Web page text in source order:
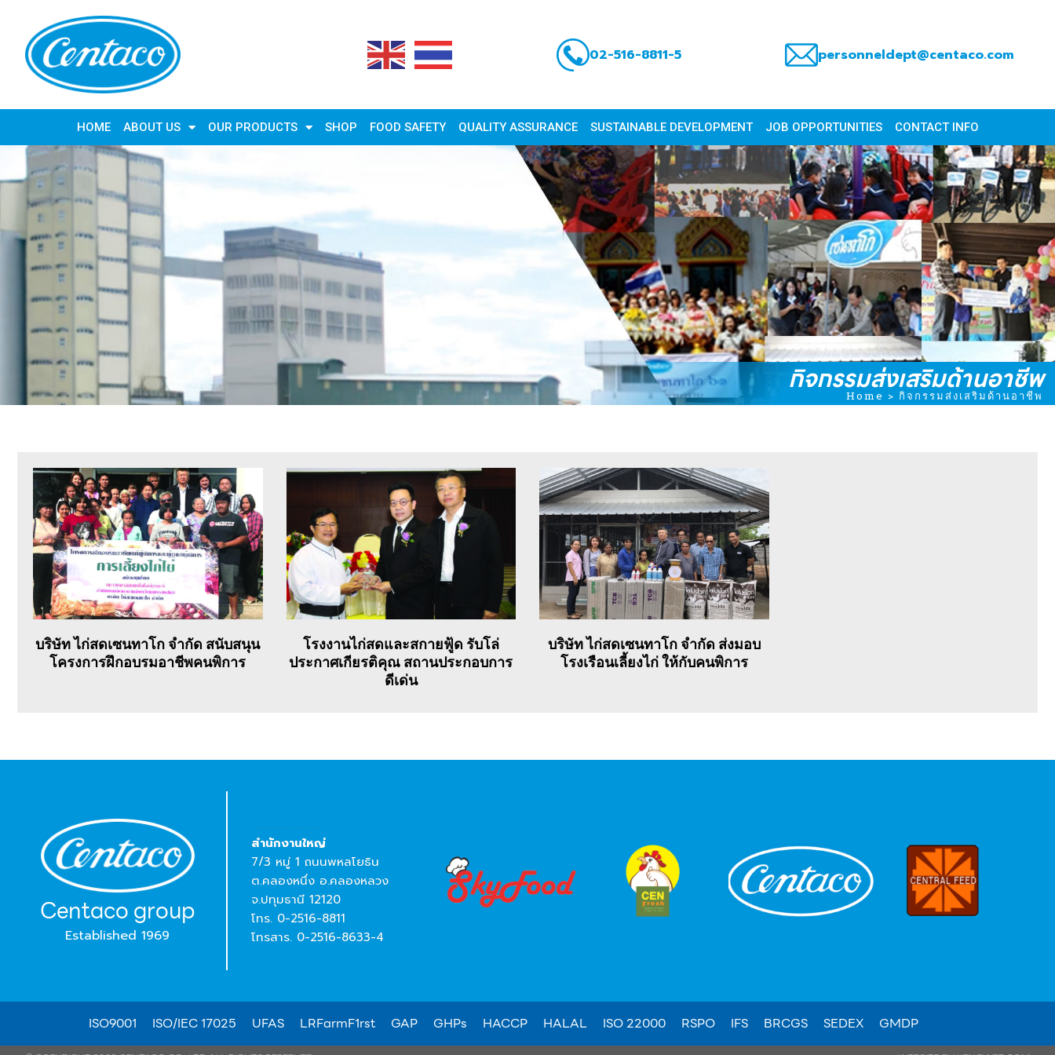
02-516-8811-5 personneldept@centaco.com
HOME ABOUT US OUR PRODUCTS SHOP FOOD SAFETY QUALITY ASSURANCE SUSTAINABLE DEVELOPMENT JOB OPPORTUNITIES CONTACT INFO
กิจกรรมส่งเสริมด้านอาชีพ
Home > กิจกรรมส่งเสริมด้านอาชีพ
บริษัท ไก่สดเซนทาโก จำกัด สนับสนุน
โครงการฝึกอบรมอาชีพคนพิการ
โรงงานไก่สดและสกายฟู้ด รับโล่
ประกาศเกียรติคุณ สถานประกอบการ
ดีเด่น
บริษัท ไก่สดเซนทาโก จำกัด ส่งมอบ
โรงเรือนเลี้ยงไก่ ให้กับคนพิการ
Centaco group
Established 1969
สํานักงานใหญ่
7/3 หมู่ 1 ถนนพหลโยธิน
ต.คลองหนึ่ง อ.คลองหลวง
จ.ปทุมธานี 12120
โทร. 0-2516-8811
โทรสาร. 0-2516-8633-4
ISO9001 ISO/IEC 17025 UFAS LRFarmF1rst GAP GHPs HACCP HALAL ISO 22000 RSPO IFS BRCGS SEDEX GMDP